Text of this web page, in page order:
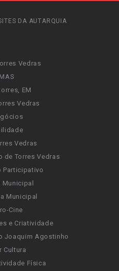
DA AUTARQUIA
Vedras
EM
Vedras
Vedras
de Torres Vedras
Participativo
Municipal
Cine
e Criatividade
Joaquim Agostinho
Cultura
Física